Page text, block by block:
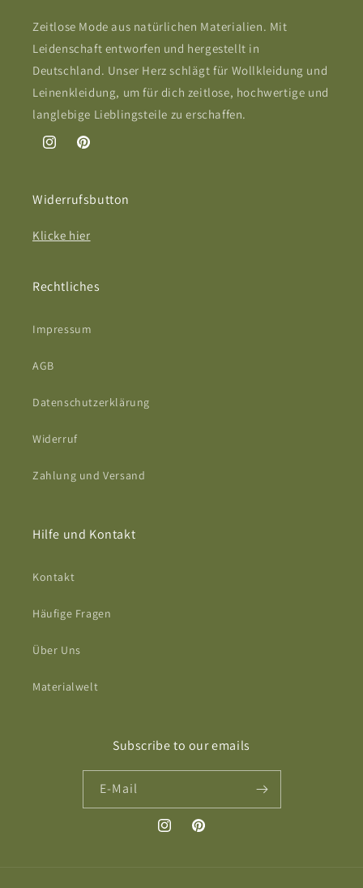
Zeitlose Mode aus natürlichen Materialien. Mit
Leidenschaft entworfen und hergestellt in
Deutschland. Unser Herz schlägt für Wollkleidung und
Leinenkleidung, um für dich zeitlose, hochwertige und
langlebige Lieblingsteile zu erschaffen.
InstagramPinterest
Widerrufsbutton
Klicke hier
Rechtliches
Impressum
AGB
Datenschutzerklärung
Widerruf
Zahlung und Versand
Hilfe und Kontakt
Kontakt
Häufige Fragen
Über Uns
Materialwelt
Subscribe to our emails
E-Mail
InstagramPinterest